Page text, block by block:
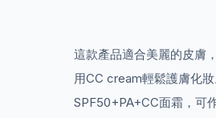
這款產品適合美麗的皮膚
用CC cream輕鬆護膚化妝
SPF50+PA+CC面霜，可